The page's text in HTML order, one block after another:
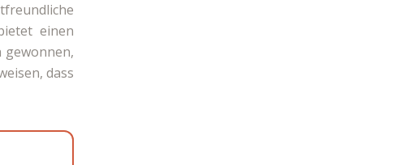
einen
gewonnen,
dass